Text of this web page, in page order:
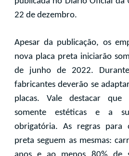
22 de dezembro.
Apesar da publicação, os
nova placa preta iniciarão
de junho de 2022.
fabricantes deverão se
placas. Vale destacar que
somente estéticas e a
obrigatória. As regras para
preta seguem as mesmas: